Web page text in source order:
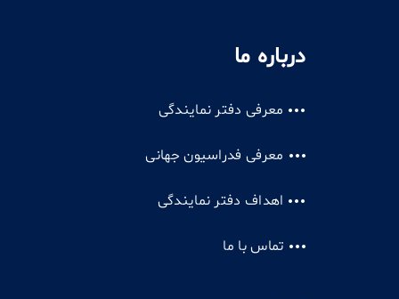
درباره ما
معرفی دفتر نمایندگی
معرفی فدراسیون جهانی
اهداف دفتر نمایندگی
تماس با ما